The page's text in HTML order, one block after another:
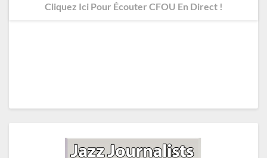
Cliquez Ici Pour Écouter CFOU En Direct !